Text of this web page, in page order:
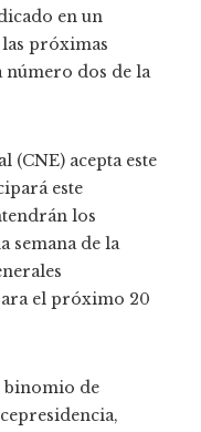
en un
próximas
número dos de la
(CNE) acepta este
este
los
semana de la
el próximo 20
binomio de